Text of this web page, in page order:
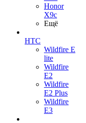
Honor
X9c
Ещё
HTC
Wildfire E
lite
Wildfire
E2
Wildfire
E2 Plus
Wildfire
E3